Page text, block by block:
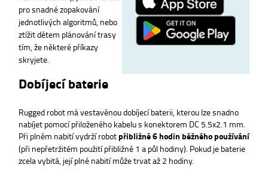
pro snadné zopakování
jednotlivých algoritmů, nebo
ztížit dětem plánování trasy
tím, že některé příkazy
skryjete.
Dobíjecí baterie
Rugged robot má vestavěnou dobíjecí baterii, kterou lze snadno
nabíjet pomocí přiloženého kabelu s konektorem DC 5.5x2.1 mm.
Při plném nabití vydrží robotpřibližně 6 hodin běžného používání
(při nepřetržitém použití přibližně 1 a půl hodiny). Pokud je baterie
zcela vybitá, její plné nabití může trvat až 2 hodiny.